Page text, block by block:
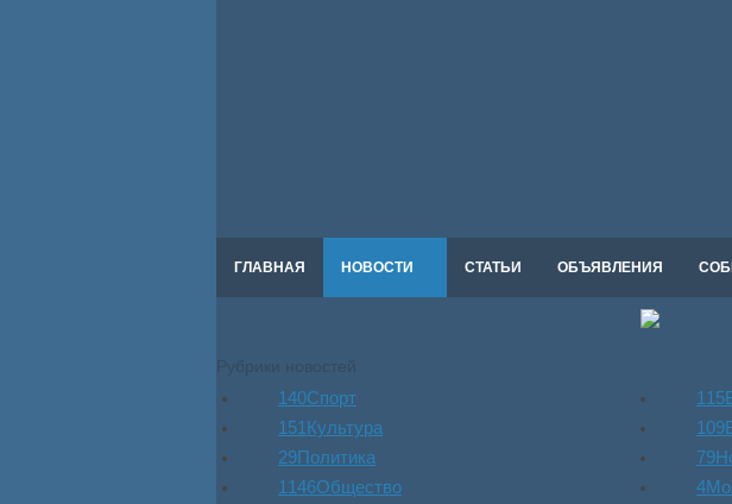
ГЛАВНАЯ НОВОСТИ СТАТЬИ ОБЪЯВЛЕНИЯ
Рубрики новостей
140Спорт
151 Культура
29Политика
1146Общество
115
109
79
4